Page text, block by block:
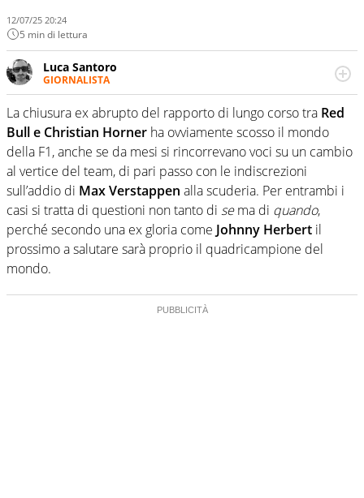
12/07/25 20:24
5 min di lettura
Luca Santoro
GIORNALISTA
Esperto di Motorsport ma, più in generale, appassionato
di tutto ciò che sia Sport, anche senza il Motor. Dà il
meglio di sé quando la strada fa largo alle due o alle
quattro ruote
La chiusura ex abrupto del rapporto di lungo corso tra Red
Bull e Christian Horner ha ovviamente scosso il mondo
della F1, anche se da mesi si rincorrevano voci su un cambio
al vertice del team, di pari passo con le indiscrezioni
sull’addio di Max Verstappen alla scuderia. Per entrambi i
casi si tratta di questioni non tanto di sema di quando,
perché secondo una ex gloria come Johnny Herbert il
prossimo a salutare sarà proprio il quadricampione del
mondo.